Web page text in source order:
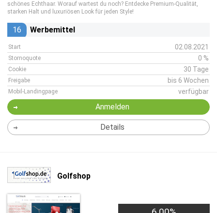
schönes Echthaar. Worauf wartest du noch? Entdecke Premium-Qualität,
starken Halt und luxuriösen Look für jeden Style!
16 Werbemittel
Start 02.08.2021
Stornoquote 0 %
Cookie 30 Tage
Freigabe bis 6 Wochen
Mobil-Landingpage verfügbar
Anmelden
Details
Golfshop